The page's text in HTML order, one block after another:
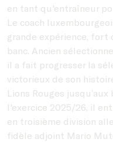
en tant qu'entraîneur
Le coach
grande expérience, fort
banc. Ancien
il a fait progresser la
victorieux de son
Lions Rouges
l'exercice 2025/26, il
en troisième division
fidèle adjoint Mario